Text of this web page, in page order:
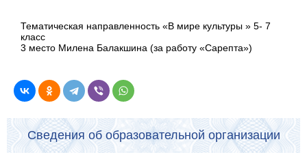
Тематическая направленность «В мире культуры » 5- 7
класс
3 место Милена Балакшина (за работу «Сарепта»)
Сведения об образовательной организации